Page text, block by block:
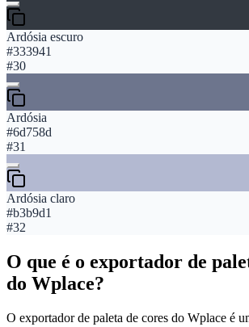
Ardósia escuro
#333941
#30
Ardósia
#6d758d
#31
Ardósia claro
#b3b9d1
#32
O que é o exportador de
do Wplace?
O exportador de paleta de cores do Wplace é